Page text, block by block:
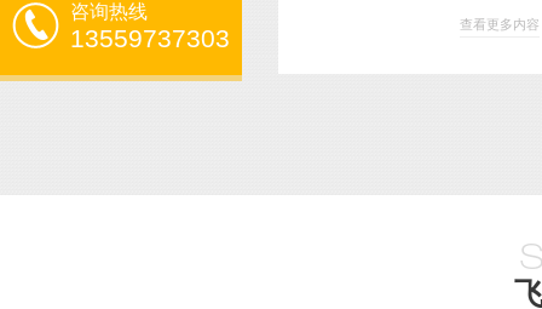
咨询热线
13559737303 查看更多内容